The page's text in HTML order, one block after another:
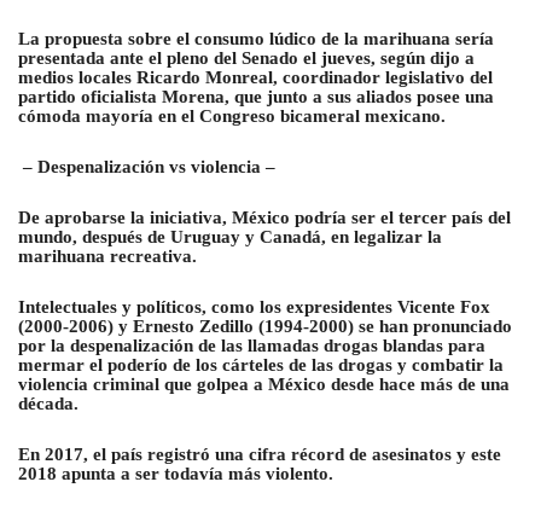
La propuesta sobre el consumo lúdico de la marihuana sería
presentada ante el pleno del Senado el jueves, según dijo a
medios locales Ricardo Monreal, coordinador legislativo del
partido oficialista Morena, que junto a sus aliados posee una
cómoda mayoría en el Congreso bicameral mexicano.
– Despenalización vs violencia –
De aprobarse la iniciativa, México podría ser el tercer país del
mundo, después de Uruguay y Canadá, en legalizar la
marihuana recreativa.
Intelectuales y políticos, como los expresidentes Vicente Fox
(2000-2006) y Ernesto Zedillo (1994-2000) se han pronunciado
por la despenalización de las llamadas drogas blandas para
mermar el poderío de los cárteles de las drogas y combatir la
violencia criminal que golpea a México desde hace más de una
década.
En 2017, el país registró una cifra récord de asesinatos y este
2018 apunta a ser todavía más violento.